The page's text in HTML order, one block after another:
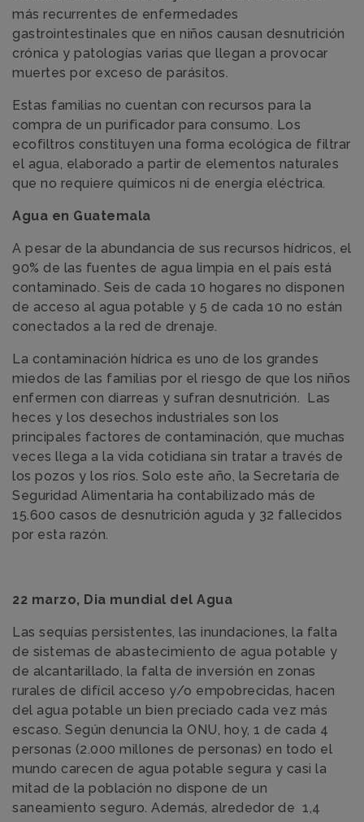
más recurrentes de enfermedades
gastrointestinales que en niños causan desnutrición
crónica y patologías varias que llegan a provocar
muertes por exceso de parásitos.
Estas familias no cuentan con recursos para la
compra de un purificador para consumo. Los
ecofiltros constituyen una forma ecológica de filtrar
el agua, elaborado a partir de elementos naturales
que no requiere químicos ni de energía eléctrica.
Agua en Guatemala
A pesar de la abundancia de sus recursos hídricos, el
90% de las fuentes de agua limpia en el país está
contaminado. Seis de cada 10 hogares no disponen
de acceso al agua potable y 5 de cada 10 no están
conectados a la red de drenaje.
La contaminación hídrica es uno de los grandes
miedos de las familias por el riesgo de que los niños
enfermen con diarreas y sufran desnutrición. Las
heces y los desechos industriales son los
principales factores de contaminación, que muchas
veces llega a la vida cotidiana sin tratar a través de
los pozos y los ríos. Solo este año, la Secretaría de
Seguridad Alimentaria ha contabilizado más de
15.600 casos de desnutrición aguda y 32 fallecidos
por esta razón.
22 marzo, Dia mundial del Agua
Las sequías persistentes, las inundaciones, la falta
de sistemas de abastecimiento de agua potable y
de alcantarillado, la falta de inversión en zonas
rurales de difícil acceso y/o empobrecidas, hacen
del agua potable un bien preciado cada vez más
escaso. Según denuncia la ONU, hoy, 1 de cada 4
personas (2.000 millones de personas) en todo el
mundo carecen de agua potable segura y casi la
mitad de la población no dispone de un
saneamiento seguro. Además, alrededor de 1,4